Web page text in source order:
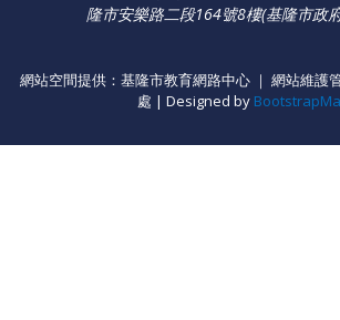
隆市安樂路二段164號8樓(基隆市政
網站空間提供：基隆市教育網路中心 ｜ 網站維護
處 | Designed by